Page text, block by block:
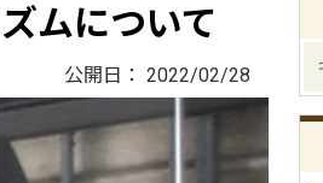
ムについて
公開日： 2022/02/28